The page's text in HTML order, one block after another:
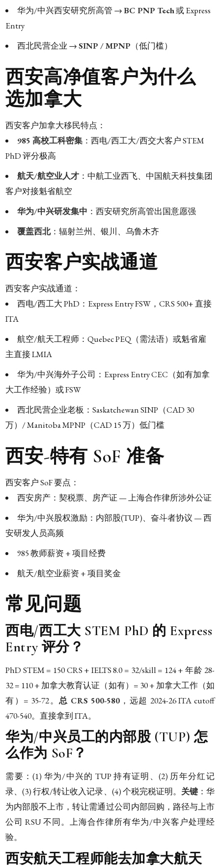
华为/中兴西安研究所高管 →BC PNP Tech或 Express
Entry
西北民营企业 →SINP / MPNP （低门槛）
西安高净值客户为什么
选加拿大
西安客户加拿大移民特点：
985 高校工科密集 ：西电/西工大/西交大客户 STEM
PhD 评分极高
航天/航空业人才 ：中航工业西飞、中国航天科技集团
客户对接魁省航空
华为/中兴研发集中 ：西安研究所高管出国意愿强
覆盖西北：辐射兰州、银川、乌鲁木齐
西安客户实战通道
西安客户实战通道：
西电/西工大 PhD：Express Entry FSW，CRS 500+ 直接
ITA
航空/航天工程师：Quebec PEQ（需法语）或魁省雇
主直接 LMIA
华为/中兴海外子公司：Express Entry CEC（如有加拿
大工作经验）或 FSW
西北民营企业老板：Saskatchewan SINP（CAD 30
万）/ Manitoba MPNP（CAD 15 万）低门槛
西安-特有 SoF 准备
西安客户 SoF 要点：
西安房产：契税票、房产证 — 上海合作律所涉外公证
华为/中兴股权激励：内部股(TUP)、奋斗者协议 — 西
安研发人员高频
985 教师薪资 + 项目经费
航天/航空业薪资 + 项目奖金
常见问题
西电/西工大 STEM PhD 的 Express
Entry 评分？
PhD STEM = 150 CRS + IELTS 8.0 = 32/skill = 124 + 年龄 28-
32 = 110 + 加拿大教育认证（如有）= 30 + 加拿大工作（如
有）= 35-72。总 CRS 500-580，远超 2024-26 ITA cutoff
470-540。直接拿到 ITA。
华为/中兴员工的内部股 (TUP) 怎
么作为 SoF？
需要：(1) 华为/中兴的 TUP 持有证明、(2) 历年分红记
录、(3) 行权/转让收入记录、(4) 个税完税证明。 关键：华
为内部股不上市，转让需通过公司内部回购，路径与上市
公司 RSU 不同。上海合作律所有华为/中兴客户处理经
验。
西安航天工程师能去加拿大航天